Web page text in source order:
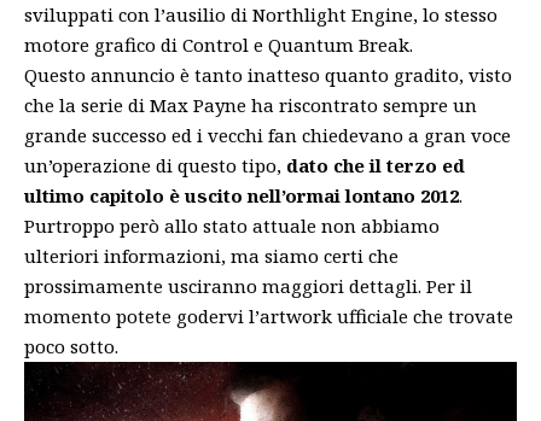
sviluppati con l’ausilio di Northlight Engine, lo stesso
motore grafico di Control e Quantum Break.
Questo annuncio è tanto inatteso quanto gradito, visto
che la serie di Max Payne ha riscontrato sempre un
grande successo ed i vecchi fan chiedevano a gran voce
un’operazione di questo tipo, dato che il terzo ed
ultimo capitolo è uscito nell’ormai lontano 2012.
Purtroppo però allo stato attuale non abbiamo
ulteriori informazioni, ma siamo certi che
prossimamente usciranno maggiori dettagli. Per il
momento potete godervi l’artwork ufficiale che trovate
poco sotto.